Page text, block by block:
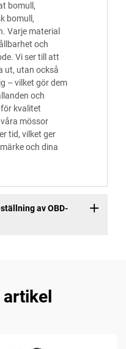
bomull,
bomull,
Varje material
och
Vi ser till att
ut, utan också
– vilket gör dem
och
kvalitet
mössor
tid, vilket ger
och dina
av OBD-